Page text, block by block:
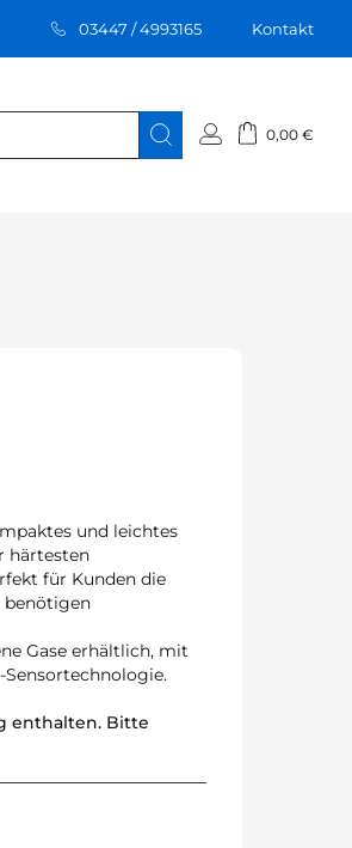
03447 / 4993165 Kontakt
0,00 €
und leichtes
härtesten
für Kunden die
benötigen
Gase erhältlich, mit
enthalten. Bitte